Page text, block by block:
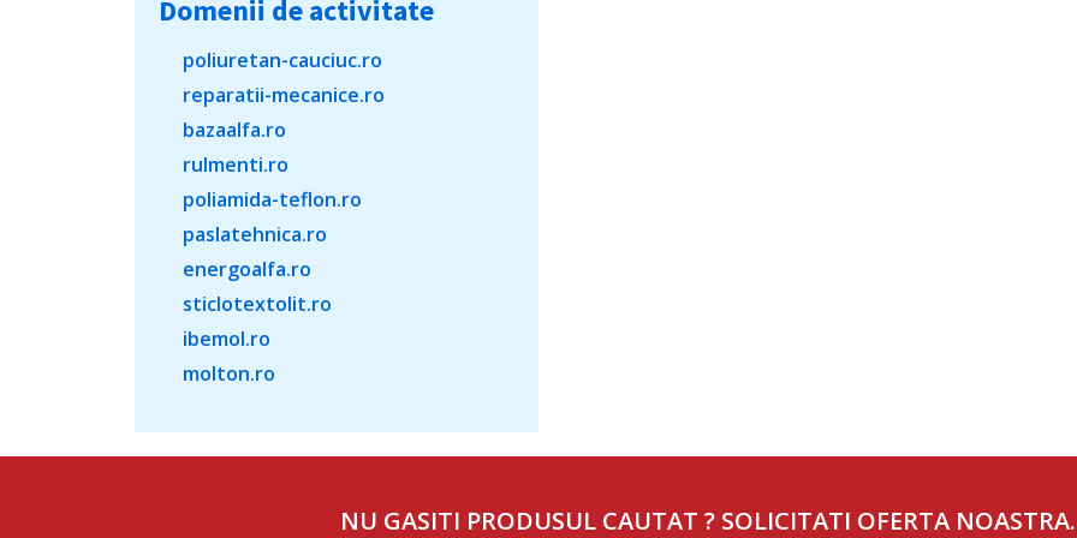
Domenii de activitate
poliuretan-cauciuc.ro
reparatii-mecanice.ro
bazaalfa.ro
rulmenti.ro
poliamida-teflon.ro
paslatehnica.ro
energoalfa.ro
sticlotextolit.ro
ibemol.ro
molton.ro
NU GASITI PRODUSUL CAUTAT ? SOLICITATI OFERTA NOASTRA.